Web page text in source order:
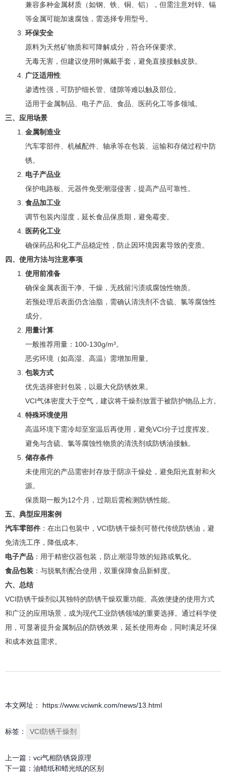
兼容多种金属材质（如钢、铁、铜、铝），但需注意对锌、镉
等金属可能加速腐蚀，需选择专用型号。
环保安全
原料为天然矿物质和可降解成分，符合环保要求。
无毒无害，但建议使用时佩戴手套，避免直接接触皮肤。
广泛适用性
渗透性强，可防护细长管、缝隙等难以触及部位。
适用于金属制品、电子产品、食品、医药化工等多领域。
三、应用场景
金属制造业
汽车零部件、机械配件、轴承等在包装、运输和存储过程中防
锈。
电子产品业
保护电路板、元器件免受潮湿侵害，提高产品可靠性。
食品加工业
调节包装内湿度，延长食品保质期，避免霉变。
医药化工业
确保药品和化工产品稳定性，防止因环境因素导致的变质。
四、使用方法与注意事项
使用前准备
确保金属表面干净、干燥，无残留污渍或腐蚀性物质。
若预处理后表面仍含油脂，需确认清洗剂不含硫、氯等腐蚀性
成分。
用量计算
一般推荐用量：100-130g/m³。
恶劣环境（如高湿、高温）需增加用量。
包装方式
优先选择密封包装，以最大化防锈效果。
VCI气体密度大于空气，建议将干燥剂放置于被防护物品上方。
特殊环境使用
高温环境下需冷却至室温后再使用，避免VCI分子过度挥发。
避免与含硫、氯等腐蚀性物质的清洗剂或防锈油接触。
储存条件
未使用完的产品需密封存放于阴凉干燥处，避免阳光直射和火
源。
保质期一般为12个月，过期后需检测防锈性能。
五、典型应用案例
汽车零部件 ：在出口包装中，VCI防锈干燥剂可替代传统防锈油，避
免清洗工序，降低成本。
电子产品 ：用于精密仪器包装，防止潮湿导致的短路或氧化。
食品包装 ：与脱氧剂配合使用，双重保障食品新鲜度。
六、总结
VCI防锈干燥剂以其独特的防锈干燥双重功能、高效便捷的使用方式
和广泛的应用场景，成为现代工业防锈领域的重要选择。通过科学使
用，可显著提升金属制品的防锈效果，延长使用寿命，同时满足环保
和成本效益需求。
本文网址： https://www.vciwnk.com/news/13.html
标签： VCI防锈干燥剂
上一篇： vci气相防锈袋原理
下一篇： 油蜡纸和蜡光纸的区别